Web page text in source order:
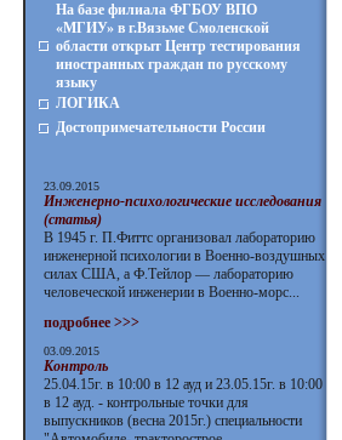
На базе филиала ФГБОУ ВПО
«МГИУ» в г.Вязьме Смоленской
области открыт Центр тестирования
иностранных граждан по русскому
языку
ЛОГИКА
Достопримечательности России
23.09.2015
Инженерно-психологические исследования
(статья)
В 1945 г. П.Фиттс организовал лабораторию
инженерной психологии в Военно-воздушных
силах США, а Ф.Тейлор — лабораторию
человеческой инженерии в Военно-морс...
подробнее >>>
03.09.2015
Контроль
25.04.15г. в 10:00 в 12 ауд и 23.05.15г. в 10:00
в 12 ауд. - контрольные точки для
выпускников (весна 2015г.) специальности